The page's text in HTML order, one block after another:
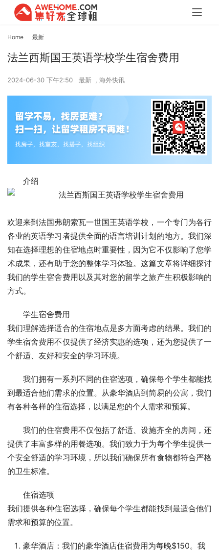
Home 最新
法兰西斯国王英语学校学生宿舍费用
2024-06-30 下午2:50 最新 , 海外快讯
介绍
欢迎来到法国弗朗索瓦一世国王英语学校，一个专门为各行
各业的英语学习者提供全面的语言培训计划的地方。我们深
知在选择理想的住宿地点时重要性，因为它不仅影响了您学
术成果，还有助于您的整体学习体验。这篇文章将详细探讨
我们的学生宿舍费用以及其对您的留学之旅产生积极影响的
方式。
学生宿舍费用
我们理解选择适合的住宿地点是多方面考虑的结果。我们的
学生宿舍费用不仅提供了经济实惠的选项，还为您提供了一
个舒适、友好和安全的学习环境。
我们拥有一系列不同的住宿选项，确保每个学生都能找
到最适合他们需求的位置。从豪华酒店到简易的公寓，我们
有各种各样的住宿选择，以满足您的个人需求和预算。
我们的住宿费用不仅包括了舒适、设施齐全的房间，还
提供了丰富多样的用餐选项。我们致力于为每个学生提供一
个安全舒适的学习环境，所以我们确保所有食物都符合严格
的卫生标准。
住宿选项
我们提供各种住宿选择，确保每个学生都能找到最适合他们
需求和预算的位置。
豪华酒店：我们的豪华酒店住宿费用为每晚$150。我